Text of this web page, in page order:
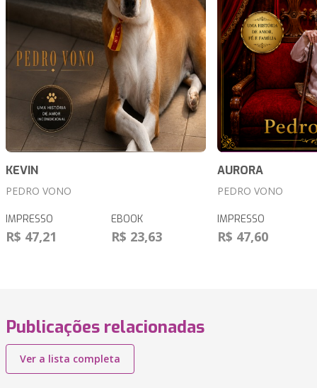
KEVIN
PEDRO VONO
IMPRESSO
R$ 47,21
EBOOK
R$ 23,63
AURORA
PEDRO VONO
IMPRESSO
R$ 47,60
Publicações relacionadas
Ver a lista completa